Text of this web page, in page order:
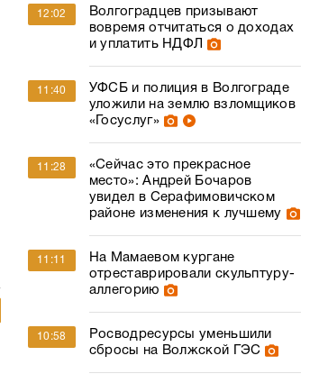
12:02
Волгоградцев призывают
вовремя отчитаться о доходах
и уплатить НДФЛ
11:40
УФСБ и полиция в Волгограде
уложили на землю взломщиков
«Госуслуг»
11:28
«Сейчас это прекрасное
место»: Андрей Бочаров
увидел в Серафимовичском
районе изменения к лучшему
11:11
На Мамаевом кургане
отреставрировали скульптуру-
аллегорию
10:58
Росводресурсы уменьшили
сбросы на Волжской ГЭС